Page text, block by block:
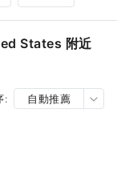
States 附近
: 自動推薦